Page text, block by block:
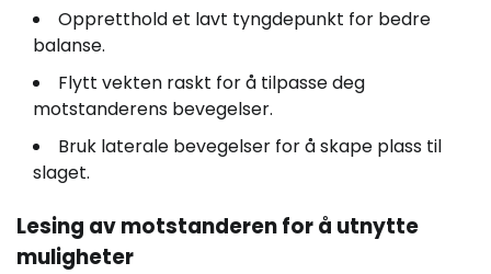
Oppretthold et lavt tyngdepunkt for bedre
balanse.
Flytt vekten raskt for å tilpasse deg
motstanderens bevegelser.
Bruk laterale bevegelser for å skape plass til
slaget.
Lesing av motstanderen for å utnytte
muligheter